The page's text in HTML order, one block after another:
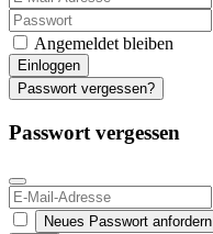
Angemeldet bleiben
Einloggen
Passwort vergessen?
Passwort vergessen
Neues Passwort anfordern